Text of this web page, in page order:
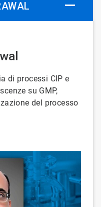
di processi CIP e
su GMP,
del processo